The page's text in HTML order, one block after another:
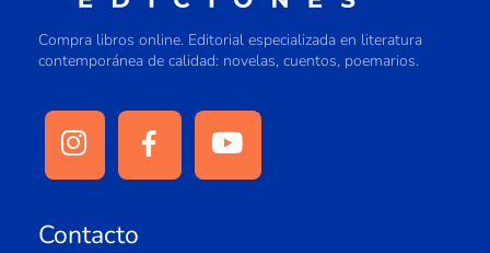
Compra libros online. Editorial especializada en literatura
contemporánea de calidad: novelas, cuentos, poemarios.
Contacto